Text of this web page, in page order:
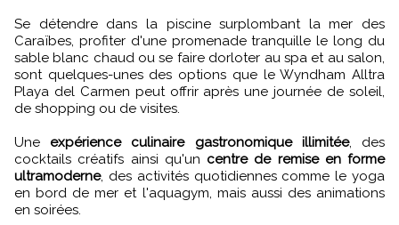
Se détendre dans la piscine surplombant la mer des
Caraïbes, profiter d'une promenade tranquille le long du
sable blanc chaud ou se faire dorloter au spa et au salon,
sont quelques-unes des options que le Wyndham Alltra
Playa del Carmen peut offrir après une journée de soleil,
de shopping ou de visites.
Une expérience culinaire gastronomique illimitée, des
cocktails créatifs ainsi qu'un centre de remise en forme
ultramoderne, des activités quotidiennes comme le yoga
en bord de mer et l'aquagym, mais aussi des animations
en soirées.